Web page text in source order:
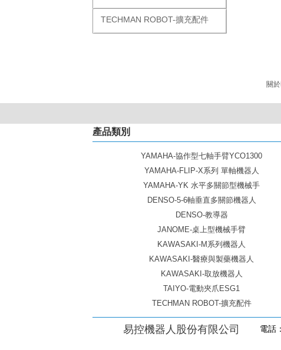
TECHMAN ROBOT-擴充配件
關
產品類別
YAMAHA-協作型七軸手臂YCO1300
YAMAHA-FLIP-X系列 單軸機器人
YAMAHA-YK 水平多關節型機械手
DENSO-5-6軸垂直多關節機器人
DENSO-教導器
JANOME-桌上型機械手臂
KAWASAKI-M系列機器人
KAWASAKI-醫療與製藥機器人
KAWASAKI-取放機器人
TAIYO-電動夾爪ESG1
TECHMAN ROBOT-擴充配件
易控機器人股份有限公司 電話